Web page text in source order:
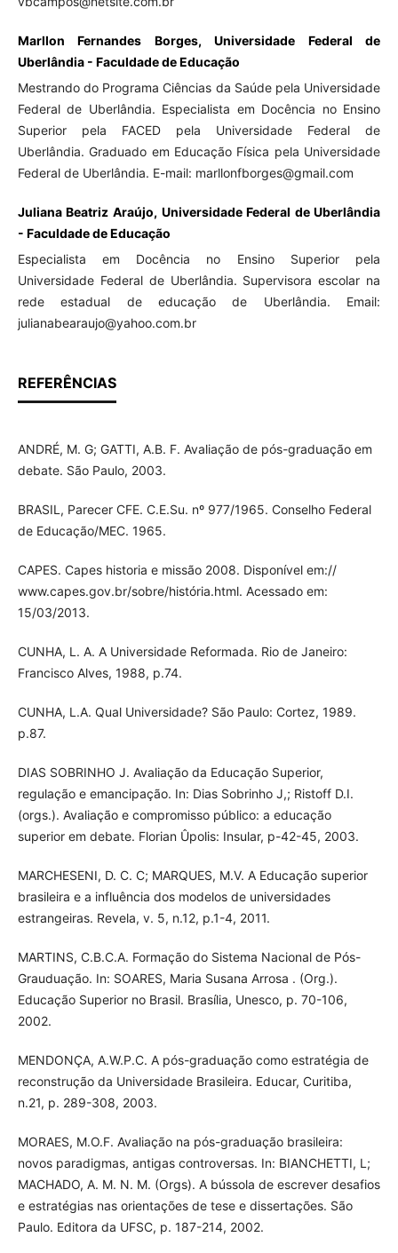
Marllon Fernandes Borges, Universidade Federal de
Uberlândia - Faculdade de Educação
Mestrando do Programa Ciências da Saúde pela Universidade
Federal de Uberlândia. Especialista em Docência no Ensino
Superior pela FACED pela Universidade Federal de
Uberlândia. Graduado em Educação Física pela Universidade
Federal de Uberlândia. E-mail: marllonfborges@gmail.com
Juliana Beatriz Araújo, Universidade Federal de Uberlândia
- Faculdade de Educação
Especialista em Docência no Ensino Superior pela
Universidade Federal de Uberlândia. Supervisora escolar na
rede estadual de educação de Uberlândia. Email:
julianabearaujo@yahoo.com.br
REFERÊNCIAS
ANDRÉ, M. G; GATTI, A.B. F. Avaliação de pós-graduação em
debate. São Paulo, 2003.
BRASIL, Parecer CFE. C.E.Su. nº 977/1965. Conselho Federal
de Educação/MEC. 1965.
CAPES. Capes historia e missão 2008. Disponível em://
www.capes.gov.br/sobre/história.html. Acessado em:
15/03/2013.
CUNHA, L. A. A Universidade Reformada. Rio de Janeiro:
Francisco Alves, 1988, p.74.
CUNHA, L.A. Qual Universidade? São Paulo: Cortez, 1989.
p.87.
DIAS SOBRINHO J. Avaliação da Educação Superior,
regulação e emancipação. In: Dias Sobrinho J,; Ristoff D.I.
(orgs.). Avaliação e compromisso público: a educação
superior em debate. Florian Ûpolis: Insular, p-42-45, 2003.
MARCHESENI, D. C. C; MARQUES, M.V. A Educação superior
brasileira e a influência dos modelos de universidades
estrangeiras. Revela, v. 5, n.12, p.1-4, 2011.
MARTINS, C.B.C.A. Formação do Sistema Nacional de Pós-
Grauduação. In: SOARES, Maria Susana Arrosa . (Org.).
Educação Superior no Brasil. Brasília, Unesco, p. 70-106,
2002.
MENDONÇA, A.W.P.C. A pós-graduação como estratégia de
reconstrução da Universidade Brasileira. Educar, Curitiba,
n.21, p. 289-308, 2003.
MORAES, M.O.F. Avaliação na pós-graduação brasileira:
novos paradigmas, antigas controversas. In: BIANCHETTI, L;
MACHADO, A. M. N. M. (Orgs). A bússola de escrever desafios
e estratégias nas orientações de tese e dissertações. São
Paulo. Editora da UFSC, p. 187-214, 2002.